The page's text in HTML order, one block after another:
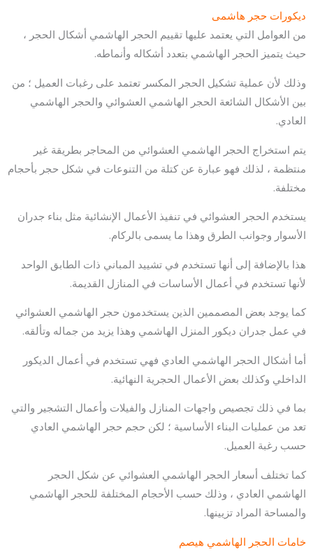
ديكورات حجر هاشمى
من العوامل التي يعتمد عليها تقييم الحجر الهاشمي أشكال الحجر ،
حيث يتميز الحجر الهاشمي بتعدد أشكاله وأنماطه.
وذلك لأن عملية تشكيل الحجر المكسر تعتمد على رغبات العميل ؛ من
بين الأشكال الشائعة الحجر الهاشمي العشوائي والحجر الهاشمي
العادي.
يتم استخراج الحجر الهاشمي العشوائي من المحاجر بطريقة غير
منتظمة ، لذلك فهو عبارة عن كتلة من التنوعات في شكل حجر بأحجام
مختلفة.
يستخدم الحجر العشوائي في تنفيذ الأعمال الإنشائية مثل بناء جدران
الأسوار وجوانب الطرق وهذا ما يسمى بالركام.
هذا بالإضافة إلى أنها تستخدم في تشييد المباني ذات الطابق الواحد
لأنها تستخدم في أعمال الأساسات في المنازل القديمة.
كما يوجد بعض المصممين الذين يستخدمون حجر الهاشمي العشوائي
في عمل جدران ديكور المنزل الهاشمي وهذا يزيد من جماله وتألقه.
أما أشكال الحجر الهاشمي العادي فهي تستخدم في أعمال الديكور
الداخلي وكذلك بعض الأعمال الحجرية النهائية.
بما في ذلك تجصيص واجهات المنازل والفيلات وأعمال التشجير والتي
تعد من عمليات البناء الأساسية ؛ لكن حجم حجر الهاشمي العادي
حسب رغبة العميل.
كما تختلف أسعار الحجر الهاشمي العشوائي عن شكل الحجر
الهاشمي العادي ، وذلك حسب الأحجام المختلفة للحجر الهاشمي
والمساحة المراد تزيينها.
خامات الحجر الهاشمي هيصم